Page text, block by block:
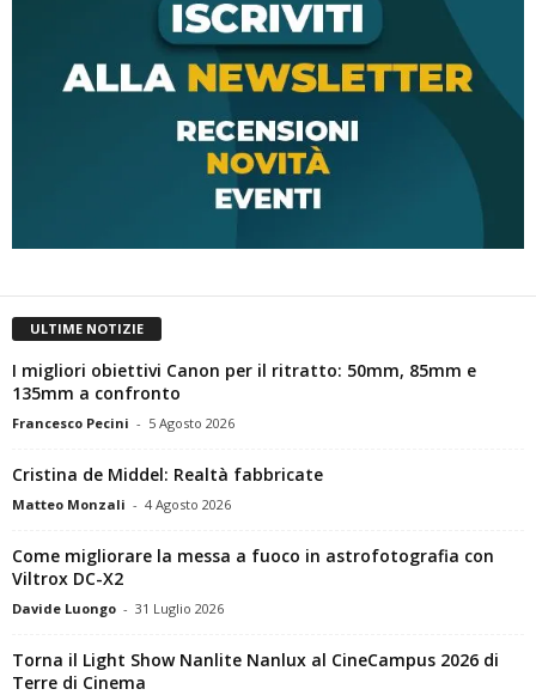
ULTIME NOTIZIE
I migliori obiettivi Canon per il ritratto: 50mm, 85mm e
135mm a confronto
Francesco Pecini - 5 Agosto 2026
Cristina de Middel: Realtà fabbricate
Matteo Monzali - 4 Agosto 2026
Come migliorare la messa a fuoco in astrofotografia con
Viltrox DC-X2
Davide Luongo - 31 Luglio 2026
Torna il Light Show Nanlite Nanlux al CineCampus 2026 di
Terre di Cinema